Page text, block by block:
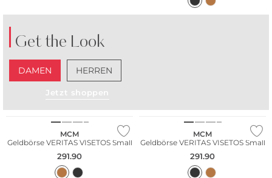
Get the Look
DAMEN HERREN
Jetzt shoppen
MCM
Geldbörse VERITAS VISETOS Small
291.90
MCM
Geldbörse VERITAS VISETOS Small
291.90